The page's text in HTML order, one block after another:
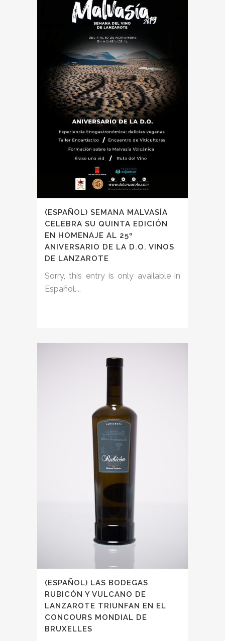
(ESPAÑOL) SEMANA MALVASÍA
CELEBRA SU QUINTA EDICIÓN
EN HOMENAJE AL 25º
ANIVERSARIO DE LA D.O. VINOS
DE LANZAROTE
Sorry, this entry is only available in
Español....
(ESPAÑOL) LAS BODEGAS
RUBICÓN Y VULCANO DE
LANZAROTE TRIUNFAN EN EL
CONCOURS MONDIAL DE
BRUXELLES